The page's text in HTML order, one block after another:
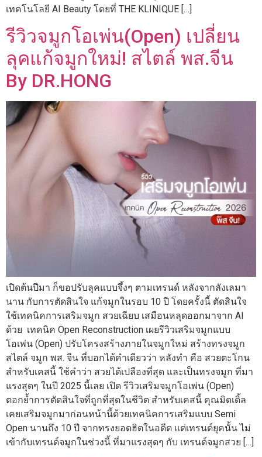
เทคโนโลยี AI Beauty โดยที่ THE KLINIQUE […]
รีวิวจมูกโอเพ่น(Open) เปลี่ยน
ลุคแก้จมูกใหม่! สไตล์ พส.จีน
By DR.HONG
เปิดต้นปีมา ก็ขอปรับลุคแบบจึ้งๆ ตามเทรนด์ หลังจากลังเลมา
นาน กับการตัดสินใจ แก้จมูกในรอบ 10 ปี โดยครั้งนี้ ตัดสินใจ
ใช้เทคนิคการเสริมจมูก สวยเฉียบ เสมือนหลุดออกมาจาก AI
ด้วย เทคนิค Open Reconstruction เผยรีวิวเสริมจมูกแบบ
โอเพ่น (Open) ปรับโครงสร้างภายในจมูกใหม่ สร้างทรงจมูก
สไตล์ จมูก พส. จีน ที่บอกได้คำเดียวว่า หลังทำ คือ สวยตะโกน
สำหรับเคสนี้ ใช้คำว่า สวยได้เปลืองที่สุด และเป็นทรงจมูก ที่มา
แรงสุดๆ ในปี 2025 นี้เลย เปิด รีวิวเสริมจมูกโอเพ่น (Open)
ตอกย้ำการตัดสินใจที่ถูกที่สุดในชีวิต สำหรับเคสนี้ คุณมิดเดิ้ล
เคยเสริมจมูกมาก่อนหน้านี้ด้วยเทคนิคการเสริมแบบ Semi
Open นานถึง 10 ปี จากทรงยอดฮิตในอดีต แต่เทรนด์ยุคนั้น ไม่
เข้ากับเทรนด์จมูกในช่วงนี้ ที่มาแรงสุดๆ กับ เทรนด์จมูกสวย […]